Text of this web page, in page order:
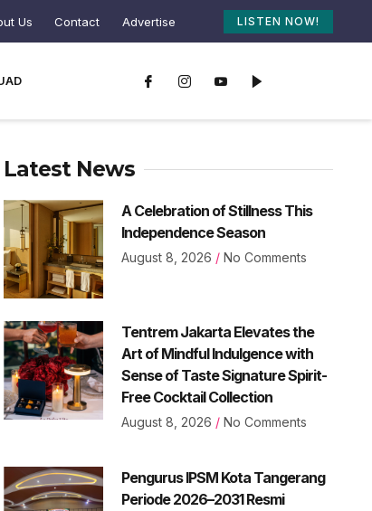
Us Contact Advertise LISTEN NOW!
Latest News
A Celebration of Stillness This
Independence Season
August 8, 2026 No Comments
Tentrem Jakarta Elevates the
Art of Mindful Indulgence with
Sense of Taste Signature Spirit-
Free Cocktail Collection
August 8, 2026 No Comments
Pengurus IPSM Kota Tangerang
Periode 2026–2031 Resmi